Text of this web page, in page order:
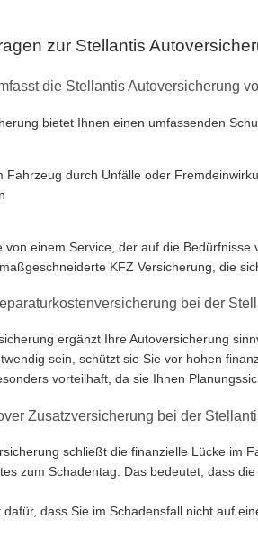
zur Stellantis
die Stellantis Autoversicherung
bietet Ihnen einen umfassenden
Fahrzeug durch Unfälle oder
von einem Service, der auf die
KFZ Versicherung, die
bei der
ergänzt Ihre Autoversicherung
sein, schützt sie Sie vor hohen
vorteilhaft, da sie Ihnen
Zusatzversicherung bei der
schließt die finanzielle Lücke im
zum Schadentag. Das bedeutet, dass
dafür, dass Sie im Schadensfall nicht auf